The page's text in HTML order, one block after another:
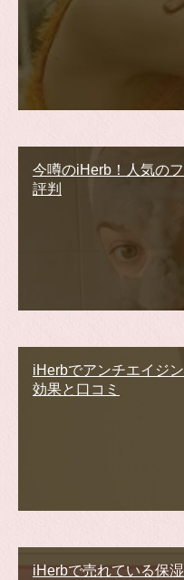
今噂のiHerb！人気の
評判
iHerbでアンチエイジ
効果と口コミ
iHerbで売れている保